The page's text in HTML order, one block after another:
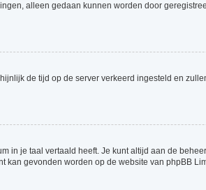
alleen gedaan kunnen worden door
de tijd op de server verkeerd ingesteld en
in je taal vertaald heeft. Je kunt altijd aan de
gevonden worden op de website van phpBB